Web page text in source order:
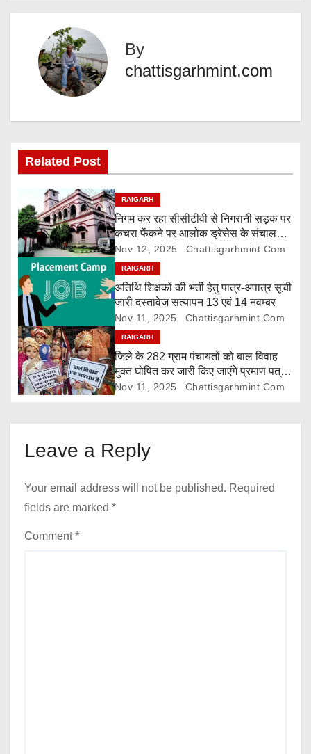
s
a
t
i
o
n
By
chattisgarhmint.com
Related Post
RAIGARH
निगम कर रहा सीसीटीवी से निगरानी सड़क पर
कचरा फेंकने पर आलोक ड्रेसेस के संचालक
पर 5000 रुपए जुर्माना
Nov 12, 2025 Chattisgarhmint.com
RAIGARH
अतिथि शिक्षकों की भर्ती हेतु पात्र-अपात्र सूची
जारी दस्तावेज सत्यापन 13 एवं 14 नवम्बर
Nov 11, 2025 Chattisgarhmint.com
RAIGARH
जिले के 282 ग्राम पंचायतों को बाल विवाह
मुक्त घोषित कर जारी किए जाएंगे प्रमाण पत्र,
दावा-आपत्ति 24 नवम्बर तक
Nov 11, 2025 Chattisgarhmint.com
Leave a Reply
Your email address will not be published. Required
fields are marked *
Comment*